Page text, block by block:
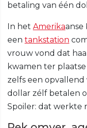
betaling van één
In het Amerikaanse
een tankstation
vrouw vond dat
kwamen ter
zelfs een opvallend
dollar zélf betalen
Spoiler: dat werkte